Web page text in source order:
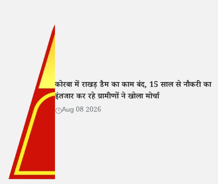
कोरबा में राखड़ डैम का काम बंद, 15 साल से नौकरी का
इंतजार कर रहे ग्रामीणों ने खोला मोर्चा
Aug 08 2026